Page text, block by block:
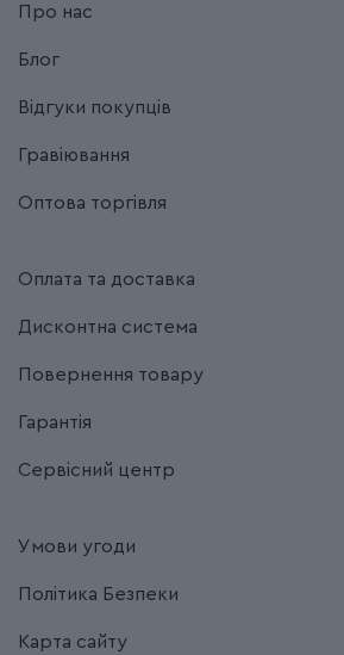
Про нас
Блог
Відгуки покупців
Гравіювання
Оптова торгівля
Оплата та доставка
Дисконтна система
Повернення товару
Гарантія
Сервісний центр
Умови угоди
Політика Безпеки
Карта сайту